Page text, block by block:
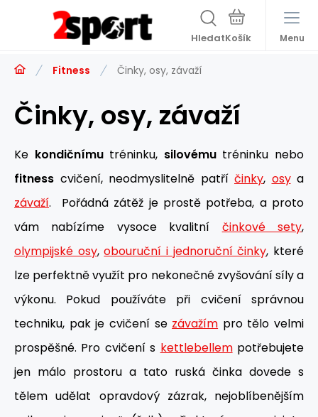
Hledat Menu
Fitness Činky, osy, závaží
Činky, osy, závaží
Ke kondičnímutréninku, silovémutréninku nebo
fitness cvičení, neodmyslitelně patří činky, osya
závaží. Pořádná zátěž je prostě potřeba, a proto
vám nabízíme vysoce kvalitní činkové sety,
olympijské osy,obouruční i jednoruční činky, které
lze perfektně využít pro nekonečné zvyšování síly a
výkonu. Pokud používáte při cvičení správnou
techniku, pak je cvičení se závažím pro tělo velmi
prospěšné. Pro cvičení s kettlebellempotřebujete
jen málo prostoru a tato ruská činka dovede s
tělem udělat opravdový zázrak, nejoblíbenějším